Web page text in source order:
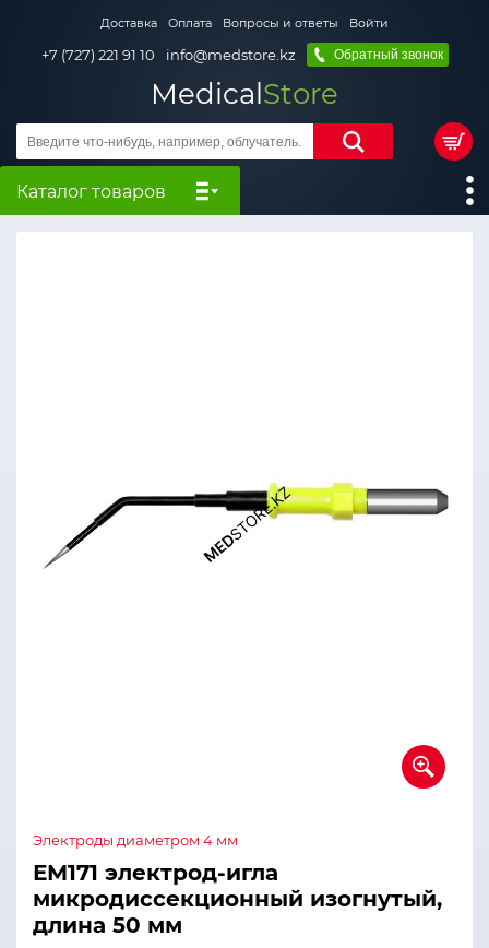
Доставка Оплата Вопросы и ответы Войти
+7 (727) 221 91 10 info@medstore.kz Обратный звонок
MedicalStore
Каталог товаров
Электроды диаметром 4 мм
ЕМ171 электрод-игла
микродиссекционный изогнутый,
длина 50 мм